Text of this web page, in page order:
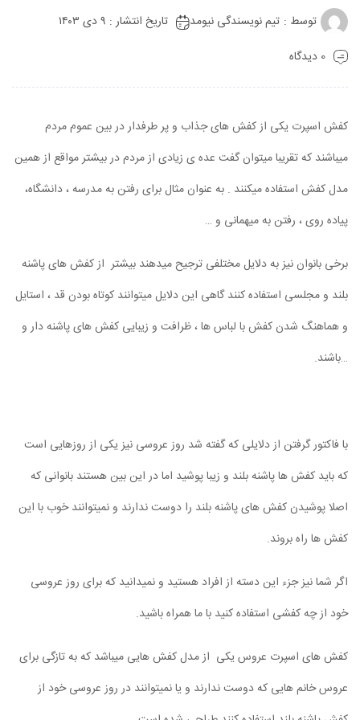
توسط : تیم نویسندگی نیومد
تاریخ انتشار : ۹ دی ۱۴۰۳
0 دیدگاه
کفش اسپرت یکی از کفش های جذاب و پر طرفدار در بین عموم مردم
میباشند که تقریبا میتوان گفت عده ی زیادی از مردم در بیشتر مواقع از همین
مدل کفش استفاده میکنند . به عنوان مثال برای رفتن به مدرسه ، دانشگاه،
پیاده روی ، رفتن به میهمانی و …
برخی بانوان نیز به دلایل مختلفی ترجیح میدهند بیشتر از کفش های پاشنه
بلند و مجلسی استفاده کنند گاهی این دلایل میتوانند کوتاه بودن قد ، استایل
و هماهنگ شدن کفش با لباس ها ، ظرافت و زیبایی کفش های پاشنه دار و
…باشند.
با فاکتور گرفتن از دلایلی که گفته شد روز عروسی نیز یکی از روزهایی است
که باید کفش ها پاشنه بلند و زیبا پوشید اما در این بین هستند بانوانی که
اصلا پوشیدن کفش های پاشنه بلند را دوست ندارند و نمیتوانند خوب با این
کفش ها راه بروند.
اگر شما نیز جزء این دسته از افراد هستید و نمیدانید که برای روز عروسی
خود از چه کفشی استفاده کنید با ما همراه باشید.
کفش های اسپرت عروس یکی از مدل کفش هایی میباشد که به تازگی برای
عروس خانم هایی که دوست ندارند و یا نمیتوانند در روز عروسی خود از